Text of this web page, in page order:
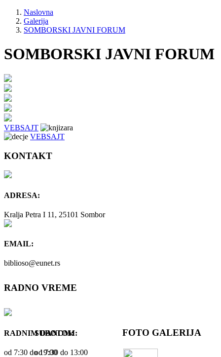
Naslovna
Galerija
SOMBORSKI JAVNI FORUM
SOMBORSKI JAVNI FORUM
VEBSAJT
VEBSAJT
KONTAKT
ADRESA:
Kralja Petra I 11, 25101 Sombor
EMAIL:
biblioso@eunet.rs
RADNO VREME
RADNIM DANOM:
od 7:30 dо 19:00
SUBOTOM:
od 7:30 dо 13:00
FOTO GALERIJA